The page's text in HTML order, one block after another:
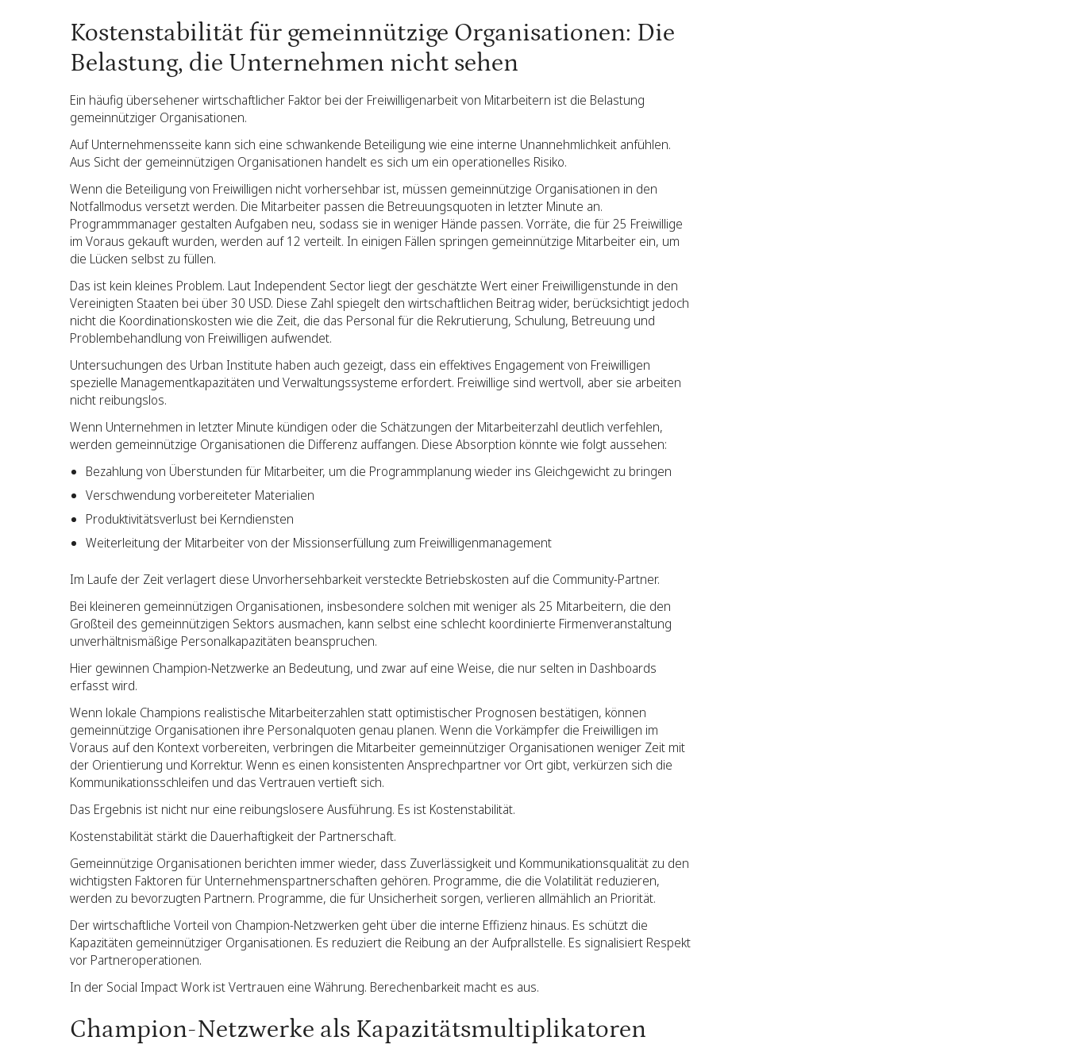
Kostenstabilität für gemeinnützige Organisationen: Die
Belastung, die Unternehmen nicht sehen
Ein häufig übersehener wirtschaftlicher Faktor bei der Freiwilligenarbeit von Mitarbeitern ist die Belastung
gemeinnütziger Organisationen.
Auf Unternehmensseite kann sich eine schwankende Beteiligung wie eine interne Unannehmlichkeit anfühlen.
Aus Sicht der gemeinnützigen Organisationen handelt es sich um ein operationelles Risiko.
Wenn die Beteiligung von Freiwilligen nicht vorhersehbar ist, müssen gemeinnützige Organisationen in den
Notfallmodus versetzt werden. Die Mitarbeiter passen die Betreuungsquoten in letzter Minute an.
Programmmanager gestalten Aufgaben neu, sodass sie in weniger Hände passen. Vorräte, die für 25 Freiwillige
im Voraus gekauft wurden, werden auf 12 verteilt. In einigen Fällen springen gemeinnützige Mitarbeiter ein, um
die Lücken selbst zu füllen.
Das ist kein kleines Problem. Laut Independent Sector liegt der geschätzte Wert einer Freiwilligenstunde in den
Vereinigten Staaten bei über 30 USD. Diese Zahl spiegelt den wirtschaftlichen Beitrag wider, berücksichtigt jedoch
nicht die Koordinationskosten wie die Zeit, die das Personal für die Rekrutierung, Schulung, Betreuung und
Problembehandlung von Freiwilligen aufwendet.
Untersuchungen des Urban Institute haben auch gezeigt, dass ein effektives Engagement von Freiwilligen
spezielle Managementkapazitäten und Verwaltungssysteme erfordert. Freiwillige sind wertvoll, aber sie arbeiten
nicht reibungslos.
Wenn Unternehmen in letzter Minute kündigen oder die Schätzungen der Mitarbeiterzahl deutlich verfehlen,
werden gemeinnützige Organisationen die Differenz auffangen. Diese Absorption könnte wie folgt aussehen:
Bezahlung von Überstunden für Mitarbeiter, um die Programmplanung wieder ins Gleichgewicht zu bringen
Verschwendung vorbereiteter Materialien
Produktivitätsverlust bei Kerndiensten
Weiterleitung der Mitarbeiter von der Missionserfüllung zum Freiwilligenmanagement
Im Laufe der Zeit verlagert diese Unvorhersehbarkeit versteckte Betriebskosten auf die Community-Partner.
Bei kleineren gemeinnützigen Organisationen, insbesondere solchen mit weniger als 25 Mitarbeitern, die den
Großteil des gemeinnützigen Sektors ausmachen, kann selbst eine schlecht koordinierte Firmenveranstaltung
unverhältnismäßige Personalkapazitäten beanspruchen.
Hier gewinnen Champion-Netzwerke an Bedeutung, und zwar auf eine Weise, die nur selten in Dashboards
erfasst wird.
Wenn lokale Champions realistische Mitarbeiterzahlen statt optimistischer Prognosen bestätigen, können
gemeinnützige Organisationen ihre Personalquoten genau planen. Wenn die Vorkämpfer die Freiwilligen im
Voraus auf den Kontext vorbereiten, verbringen die Mitarbeiter gemeinnütziger Organisationen weniger Zeit mit
der Orientierung und Korrektur. Wenn es einen konsistenten Ansprechpartner vor Ort gibt, verkürzen sich die
Kommunikationsschleifen und das Vertrauen vertieft sich.
Das Ergebnis ist nicht nur eine reibungslosere Ausführung. Es ist Kostenstabilität.
Kostenstabilität stärkt die Dauerhaftigkeit der Partnerschaft.
Gemeinnützige Organisationen berichten immer wieder, dass Zuverlässigkeit und Kommunikationsqualität zu den
wichtigsten Faktoren für Unternehmenspartnerschaften gehören. Programme, die die Volatilität reduzieren,
werden zu bevorzugten Partnern. Programme, die für Unsicherheit sorgen, verlieren allmählich an Priorität.
Der wirtschaftliche Vorteil von Champion-Netzwerken geht über die interne Effizienz hinaus. Es schützt die
Kapazitäten gemeinnütziger Organisationen. Es reduziert die Reibung an der Aufprallstelle. Es signalisiert Respekt
vor Partneroperationen.
In der Social Impact Work ist Vertrauen eine Währung. Berechenbarkeit macht es aus.
Champion-Netzwerke als Kapazitätsmultiplikatoren